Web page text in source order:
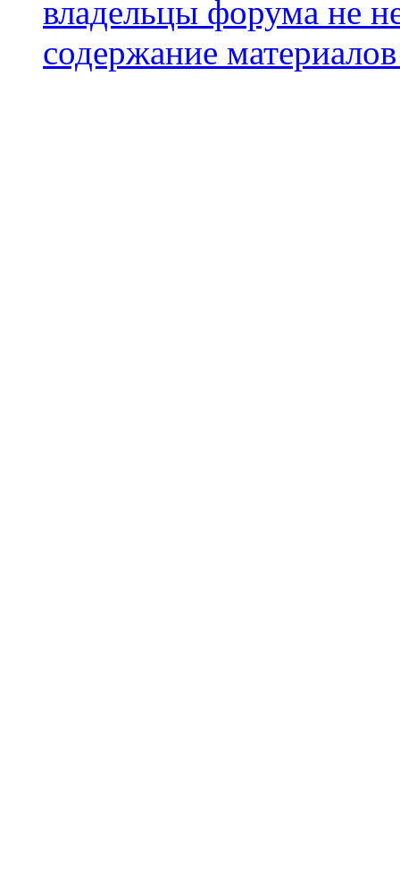
владельцы форума не
содержание